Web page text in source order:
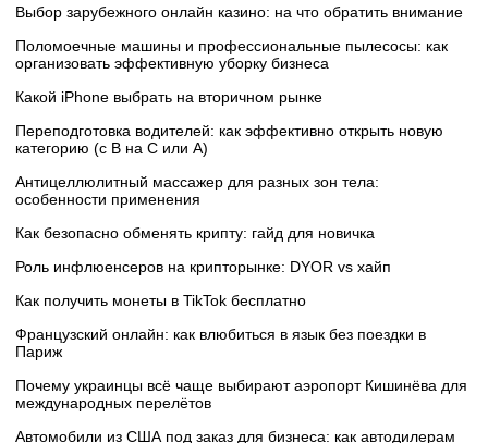
Выбор зарубежного онлайн казино: на что обратить внимание
Поломоечные машины и профессиональные пылесосы: как
организовать эффективную уборку бизнеса
Какой iPhone выбрать на вторичном рынке
Переподготовка водителей: как эффективно открыть новую
категорию (с B на C или А)
Антицеллюлитный массажер для разных зон тела:
особенности применения
Как безопасно обменять крипту: гайд для новичка
Роль инфлюенсеров на крипторынке: DYOR vs хайп
Как получить монеты в TikTok бесплатно
Французский онлайн: как влюбиться в язык без поездки в
Париж
Почему украинцы всё чаще выбирают аэропорт Кишинёва для
международных перелётов
Автомобили из США под заказ для бизнеса: как автодилерам